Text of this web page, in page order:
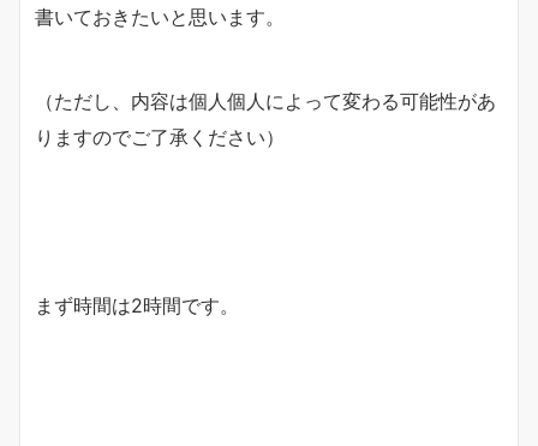
書いておきたいと思います。
（ただし、内容は個人個人によって変わる可能性があ
りますのでご了承ください）
まず時間は2時間です。